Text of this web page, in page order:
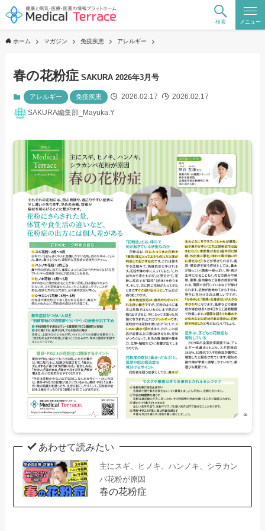
検索 メニュー
ホーム マガジン 免疫疾患 アレルギー
春の花粉症 SAKURA 2026年3月号
アレルギー 免疫疾患 2026.02.17
2026.02.17
SAKURA編集部_Mayuka.Y
あわせて読みたい
主にスギ、ヒノキ、ハンノキ、シラカン
バ花粉が原因
春の花粉症